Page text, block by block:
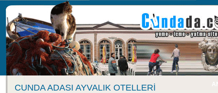
CUNDA ADASI AYVALIK OTELLERI